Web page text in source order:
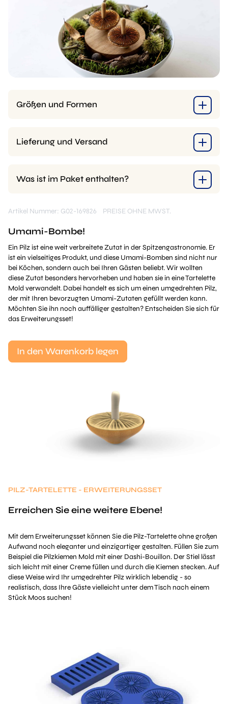
Größen und Formen
Lieferung und Versand
Was ist im Paket enthalten?
Artikel Nummer: G02-169826 PREISE OHNE MWST.
Umami-Bombe!
Ein Pilz ist eine weit verbreitete Zutat in der Spitzengastronomie. Er
ist ein vielseitiges Produkt, und diese Umami-Bomben sind nicht nur
bei Köchen, sondern auch bei Ihren Gästen beliebt. Wir wollten
diese Zutat besonders hervorheben und haben sie in eine Tartelette
Mold verwandelt. Dabei handelt es sich um einen umgedrehten Pilz,
der mit Ihren bevorzugten Umami-Zutaten gefüllt werden kann.
Möchten Sie ihn noch auffälliger gestalten? Entscheiden Sie sich für
das Erweiterungsset!
In den Warenkorb legen
PILZ-TARTELETTE - ERWEITERUNGSSET
Erreichen Sie eine weitere Ebene!
Mit dem Erweiterungsset können Sie die Pilz-Tartelette ohne großen
Aufwand noch eleganter und einzigartiger gestalten. Füllen Sie zum
Beispiel die Pilzkiemen Mold mit einer Dashi-Bouillon. Der Stiel lässt
sich leicht mit einer Creme füllen und durch die Kiemen stecken. Auf
diese Weise wird Ihr umgedrehter Pilz wirklich lebendig - so
realistisch, dass Ihre Gäste vielleicht unter dem Tisch nach einem
Stück Moos suchen!